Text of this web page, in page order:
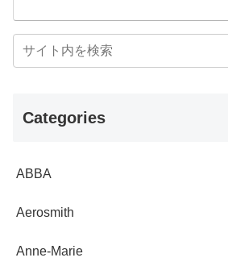
Categories
ABBA
Aerosmith
Anne-Marie